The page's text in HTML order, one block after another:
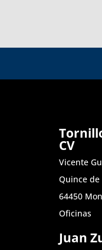
CV
Vicente
Quince de
64450
Oficinas
Juan